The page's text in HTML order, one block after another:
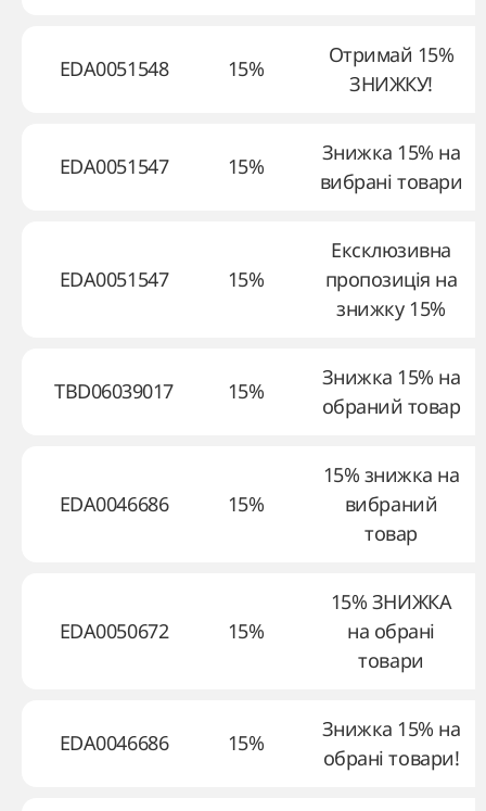
EDA0051548 15%
Отримай 15%
ЗНИЖКУ!
EDA0051547 15%
Знижка 15% на
вибрані товари
EDA0051547 15%
Ексклюзивна
пропозиція на
знижку 15%
TBD06039017 15%
Знижка 15% на
обраний товар
EDA0046686 15%
15% знижка на
вибраний
товар
EDA0050672 15%
15% ЗНИЖКА
на обрані
товари
EDA0046686 15%
Знижка 15% на
обрані товари!